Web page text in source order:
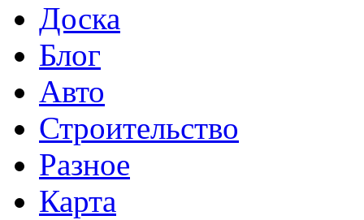
Доска
Блог
Авто
Строительство
Разное
Карта